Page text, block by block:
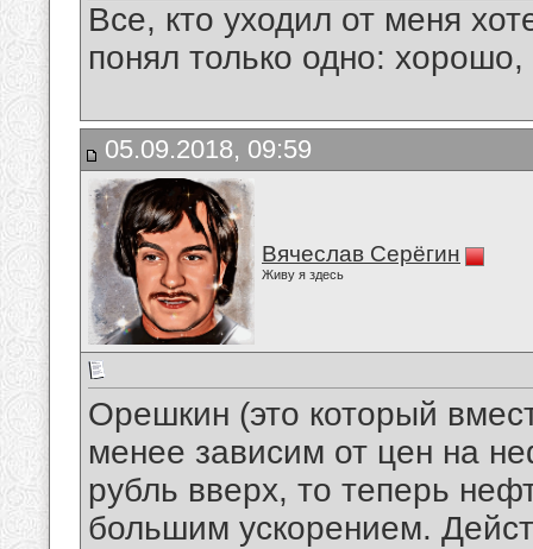
Все, кто уходил от меня
понял только одно:
05.09.2018, 09:59
Вячеслав Серёгин
Живу я здесь
Орешкин (это который
менее зависим от цен на
рубль вверх, то теперь
большим ускорением.